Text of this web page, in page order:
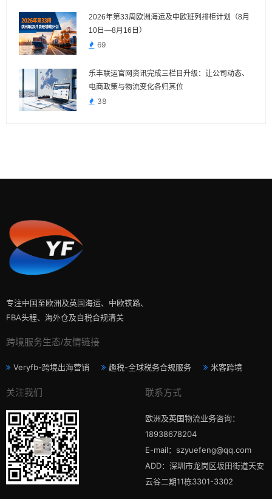
2026年第33周欧洲海运及中欧班列排柜计划（8月
10日—8月16日）
69
乐丰联运官网资讯完成三栏目升级：让公司动态、
电商政策与物流变化各归其位
38
专注中国至欧洲及英国海运、中欧铁路、
FBA头程、海外仓及自税合规清关
跨境服务生态/友情链接
Veryfb-跨境出海营销 趣税-全球税务合规服务 米客跨境
关注我们 联系方式
欧洲及英国物流业务咨询：
18938678204
E-mail：szyuefeng@qq.com
ADD：深圳市龙岗区坂田街道天安
云谷二期11栋3301-3302